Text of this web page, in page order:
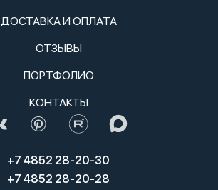
ДОСТАВКА И ОПЛАТА
ОТЗЫВЫ
ПОРТФОЛИО
КОНТАКТЫ
+7 4852 28-20-30
+7 4852 28-20-28